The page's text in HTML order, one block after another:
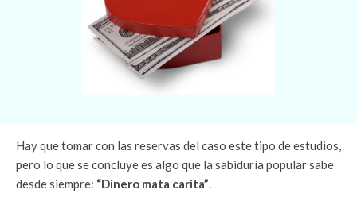
Hay que tomar con las reservas del caso este tipo de estudios,
pero lo que se concluye es algo que la sabiduría popular sabe
desde siempre: “Dinero mata carita”.